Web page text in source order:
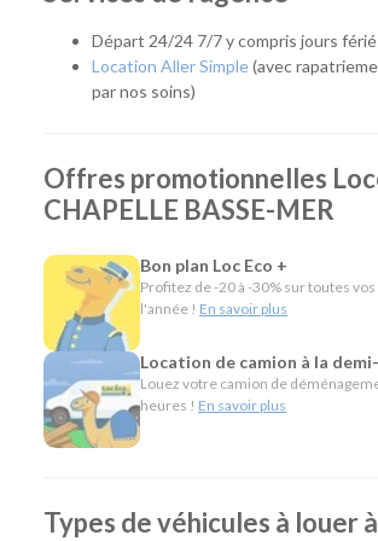
besoins. Son emplacement est idéal pour
Divatte-sur-Loire, Le Loroux-Bottereau, Le
plus largement de tout le vignoble nantais.
Notre agence propose une large gamme de
Citadines et compactes pour les
quotidien.
Routières, SUV et monospaces pour
les trajets en famille.
Minibus pour voyager à plusieurs.
Utilitaires de différentes capacités
déménagements, les travaux ou le
matériel.
professionnels.
Départ 24/24 7/7 y compris jours
Location Aller Simple(avec
par nos soins)
Offres promotionnelles
CHAPELLE BASSE-MER
Bon plan Loc Eco +
Profitez de -20 à -30% sur toutes
l'année ! En savoir plus
Location de camion à la
Louez votre camion de
heures ! En savoir plus
Types de véhicules à louer